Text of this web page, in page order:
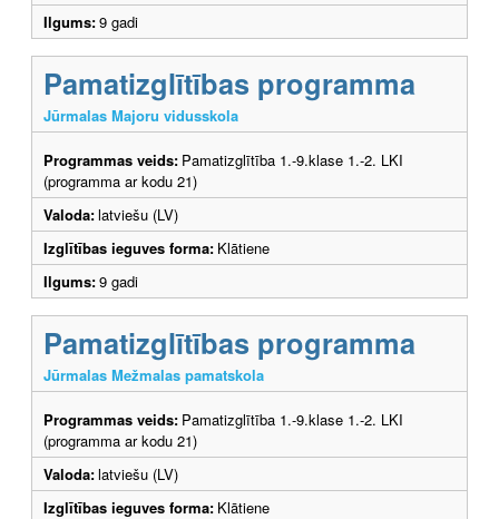
Ilgums:9 gadi
Pamatizglītības programma
Jūrmalas Majoru vidusskola
Programmas veids: Pamatizglītība 1.-9.klase 1.-2. LKI
(programma ar kodu 21)
Valoda:latviešu (LV)
Izglītības ieguves forma: Klātiene
Ilgums:9 gadi
Pamatizglītības programma
Jūrmalas Mežmalas pamatskola
Programmas veids: Pamatizglītība 1.-9.klase 1.-2. LKI
(programma ar kodu 21)
Valoda:latviešu (LV)
Izglītības ieguves forma: Klātiene